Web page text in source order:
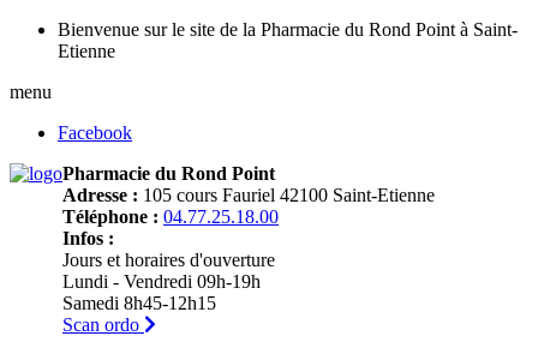
Bienvenue sur le site de la Pharmacie du Rond Point à Saint-
Etienne
menu
Facebook
Pharmacie du Rond Point
Adresse : 105 cours Fauriel 42100 Saint-Etienne
Téléphone : 04.77.25.18.00
Infos :
Jours et horaires d'ouverture
Lundi - Vendredi 09h-19h
Samedi 8h45-12h15
Scan ordo